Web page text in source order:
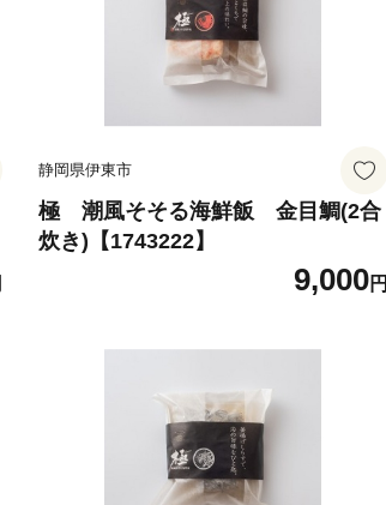
静岡県伊東市
極 潮風そそる海鮮飯 金目鯛(2合
炊き)【1743222】
9,000円